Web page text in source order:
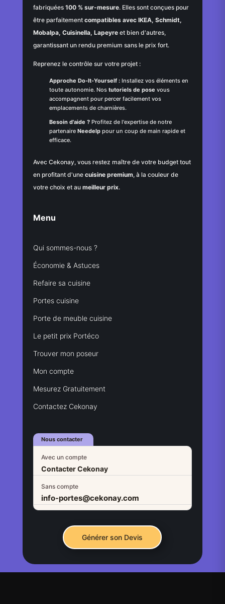
fabriquées 100 % sur-mesure. Elles sont conçues pour
être parfaitement compatibles avec IKEA, Schmidt,
Mobalpa, Cuisinella, Lapeyreet bien d'autres,
garantissant un rendu premium sans le prix fort.
Reprenez le contrôle sur votre projet :
Approche Do-It-Yourself :Installez vos éléments en
toute autonomie. Nos tutoriels de pose vous
accompagnent pour percer facilement vos
emplacements de charnières.
Besoin d'aide ?Profitez de l'expertise de notre
partenaire Needelppour un coup de main rapide et
efficace.
Avec Cekonay, vous restez maître de votre budget tout
en profitant d'une cuisine premium, à la couleur de
votre choix et au meilleur prix.
Menu
Qui sommes-nous ?
Économie & Astuces
Refaire sa cuisine
Portes cuisine
Porte de meuble cuisine
Le petit prix Portéco
Trouver mon poseur
Mon compte
Mesurez Gratuitement
Contactez Cekonay
Nous contacter
Avec un compte
Contacter Cekonay
Sans compte
info-portes@cekonay.com
Générer son Devis